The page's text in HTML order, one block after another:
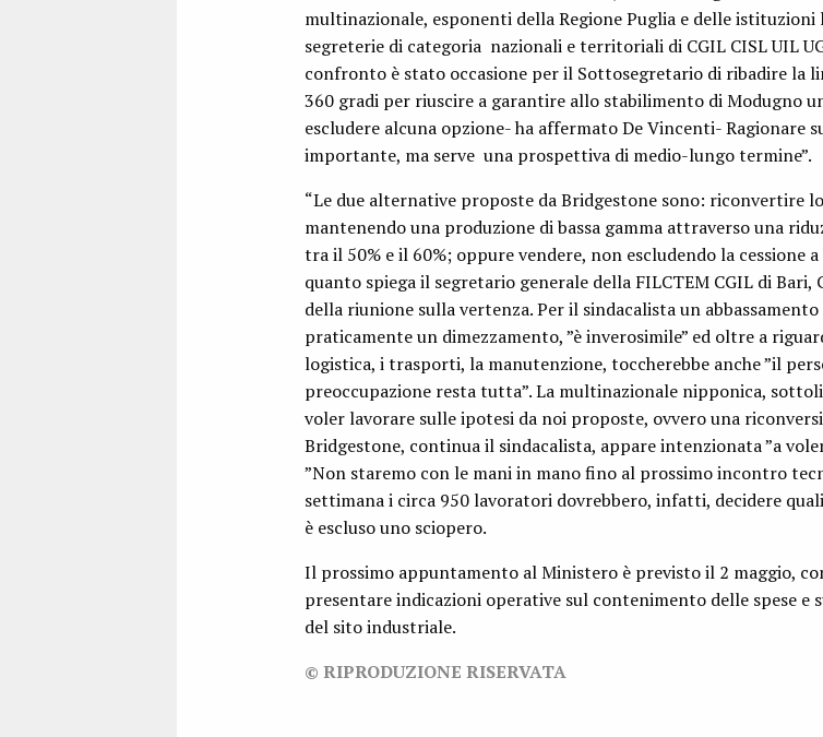
multinazionale, esponenti della Regione Puglia e delle
segreterie di categoria nazionali e territoriali di CGIL CISL UIL
confronto è stato occasione per il Sottosegretario di ribadire la
360 gradi per riuscire a garantire allo stabilimento di Modugno
escludere alcuna opzione- ha affermato De Vincenti- Ragionare
importante, ma serve una prospettiva di medio-lungo termine”.
“Le due alternative proposte da Bridgestone sono: riconvertire
mantenendo una produzione di bassa gamma attraverso una
tra il 50% e il 60%; oppure vendere, non escludendo la cessione a
quanto spiega il segretario generale della FILCTEM CGIL di
della riunione sulla vertenza. Per il sindacalista un
praticamente un dimezzamento, ”è inverosimile” ed oltre a
logistica, i trasporti, la manutenzione, toccherebbe anche ”il
preoccupazione resta tutta”. La multinazionale nipponica,
voler lavorare sulle ipotesi da noi proposte, ovvero una
Bridgestone, continua il sindacalista, appare intenzionata ”a
”Non staremo con le mani in mano fino al prossimo incontro
settimana i circa 950 lavoratori dovrebbero, infatti, decidere
è escluso uno sciopero.
Il prossimo appuntamento al Ministero è previsto il 2 maggio,
presentare indicazioni operative sul contenimento delle spese e
del sito industriale.
© RIPRODUZIONE RISERVATA